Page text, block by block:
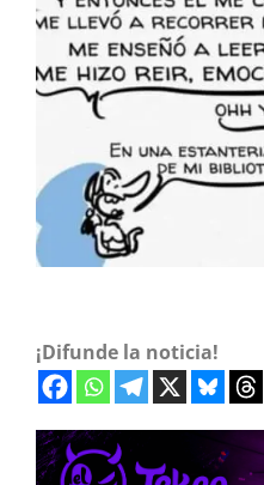
¡Difunde la noticia!